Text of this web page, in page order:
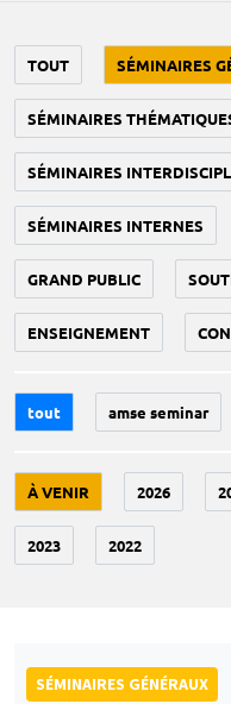
TOUT SÉMINAIRES
SÉMINAIRES
SÉMINAIRES
SÉMINAIRES INTERNES
GRAND PUBLIC
ENSEIGNEMENT
tout amse seminar
À VENIR 2026
2023 2022
SÉMINAIRES GÉNÉRAUX